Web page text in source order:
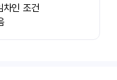
차인 조건